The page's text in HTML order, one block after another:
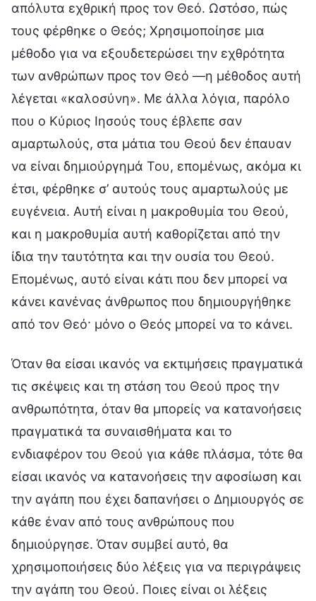
απόλυτα εχθρική προς τον Θεό. Ωστόσο, πώς
τους φέρθηκε ο Θεός; Χρησιμοποίησε μια
μέθοδο για να εξουδετερώσει την εχθρότητα
των ανθρώπων προς τον Θεό —η μέθοδος αυτή
λέγεται «καλοσύνη». Με άλλα λόγια, παρόλο
που ο Κύριος Ιησούς τους έβλεπε σαν
αμαρτωλούς, στα μάτια του Θεού δεν έπαυαν
να είναι δημιούργημά Του, επομένως, ακόμα κι
έτσι, φέρθηκε σ’ αυτούς τους αμαρτωλούς με
ευγένεια. Αυτή είναι η μακροθυμία του Θεού,
και η μακροθυμία αυτή καθορίζεται από την
ίδια την ταυτότητα και την ουσία του Θεού.
Επομένως, αυτό είναι κάτι που δεν μπορεί να
κάνει κανένας άνθρωπος που δημιουργήθηκε
από τον Θεό· μόνο ο Θεός μπορεί να το κάνει.
Όταν θα είσαι ικανός να εκτιμήσεις πραγματικά
τις σκέψεις και τη στάση του Θεού προς την
ανθρωπότητα, όταν θα μπορείς να κατανοήσεις
πραγματικά τα συναισθήματα και το
ενδιαφέρον του Θεού για κάθε πλάσμα, τότε θα
είσαι ικανός να κατανοήσεις την αφοσίωση και
την αγάπη που έχει δαπανήσει ο Δημιουργός σε
κάθε έναν από τους ανθρώπους που
δημιούργησε. Όταν συμβεί αυτό, θα
χρησιμοποιήσεις δύο λέξεις για να περιγράψεις
την αγάπη του Θεού. Ποιες είναι οι λέξεις